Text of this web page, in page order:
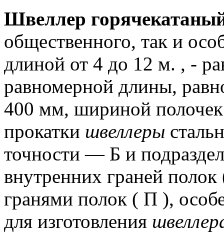
Швеллер
общественного, так и
длиной от 4 до 12 м. , -
равномерной длины,
400 мм, шириной
прокатки швеллеры
точности — Б и
внутренних граней
гранями полок ( П ),
для изготовления